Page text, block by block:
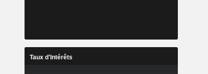
Taux d'Intérêts